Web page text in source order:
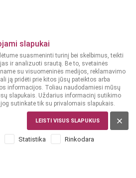
slapukai
suasmeninti turinį bei skelbimus, teikti
ir analizuoti srautą. Be to, svetainės
su visuomeninės medijos, reklamavimo
ją pridėti prie kitos jūsų pateiktos arba
informacijos. Toliau naudodamiesi mūsų
slapukais. Uždarius informacinį sutikimo
sutinkate tik su privalomais slapukais.
LEISTI VISUS SLAPUKUS
Statistika Rinkodara
Lietuvoje -
kiekvieno! Užsukit! Jūsų laukia: ▪️ypač
patrauklesnės kainos, ▪️specialūs
iki 06.21! VYNOTEKA BAZĖ
#GyvenimasYraSkanus